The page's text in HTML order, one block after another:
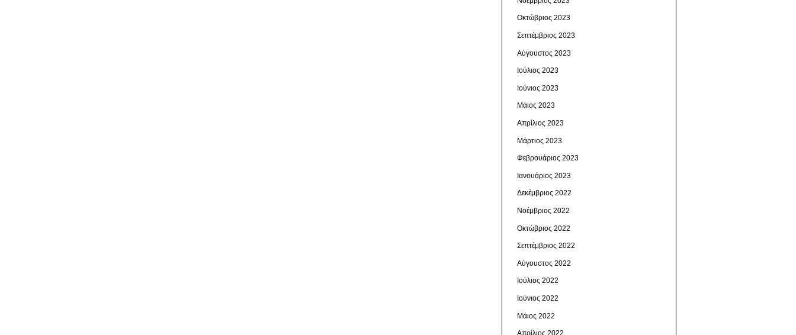
Οκτώβριος 2023
Σεπτέμβριος 2023
Αύγουστος 2023
Ιούλιος 2023
Ιούνιος 2023
Μάιος 2023
Απρίλιος 2023
Μάρτιος 2023
Φεβρουάριος 2023
Ιανουάριος 2023
Δεκέμβριος 2022
Νοέμβριος 2022
Οκτώβριος 2022
Σεπτέμβριος 2022
Αύγουστος 2022
Ιούλιος 2022
Ιούνιος 2022
Μάιος 2022
Απρίλιος 2022